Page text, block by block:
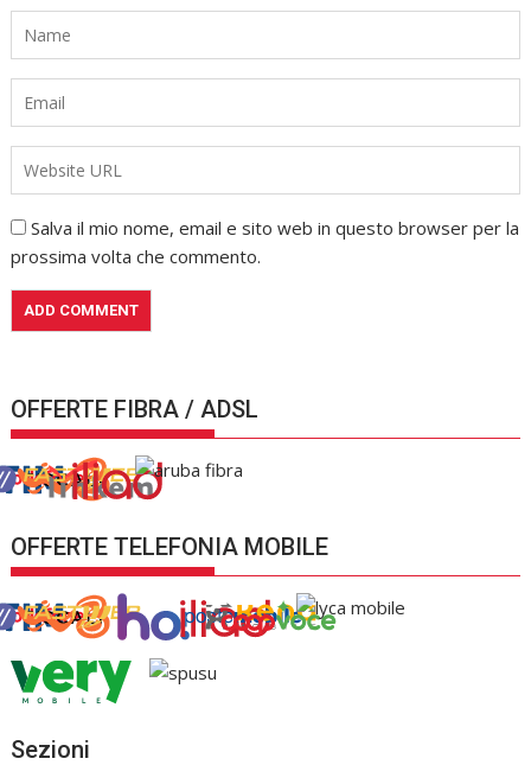
Salva il mio nome, email e sito web in questo browser per la
prossima volta che commento.
OFFERTE FIBRA / ADSL
OFFERTE TELEFONIA MOBILE
Sezioni